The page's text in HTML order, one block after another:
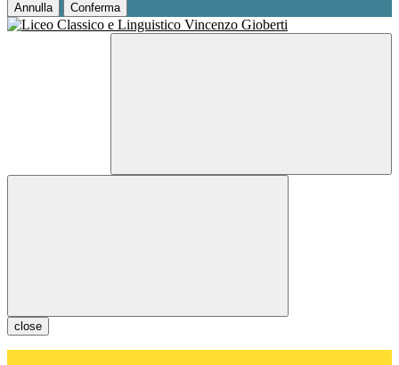
Annulla Conferma
close